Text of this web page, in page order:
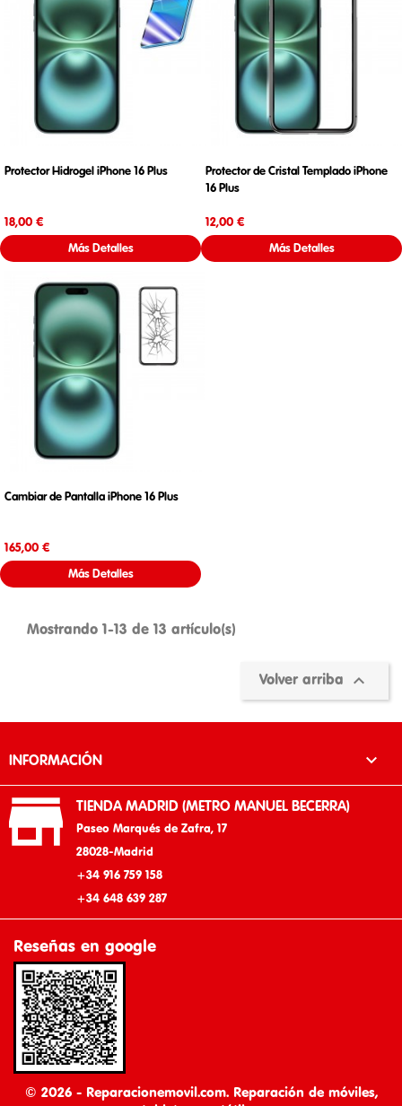
Protector Hidrogel iPhone 16 Plus
18,00 €
Más Detalles
Protector de Cristal Templado iPhone
16 Plus
12,00 €
Más Detalles
Cambiar de Pantalla iPhone 16 Plus
165,00 €
Más Detalles
Mostrando 1-13 de 13 artículo(s)
Volver arriba 
INFORMACIÓN 
 TIENDA MADRID (METRO MANUEL BECERRA)
Paseo Marqués de Zafra, 17
28028-Madrid
+34 916 759 158
+34 648 639 287
Reseñas en google
© 2026 - Reparacionemovil.com. Reparación de móviles,